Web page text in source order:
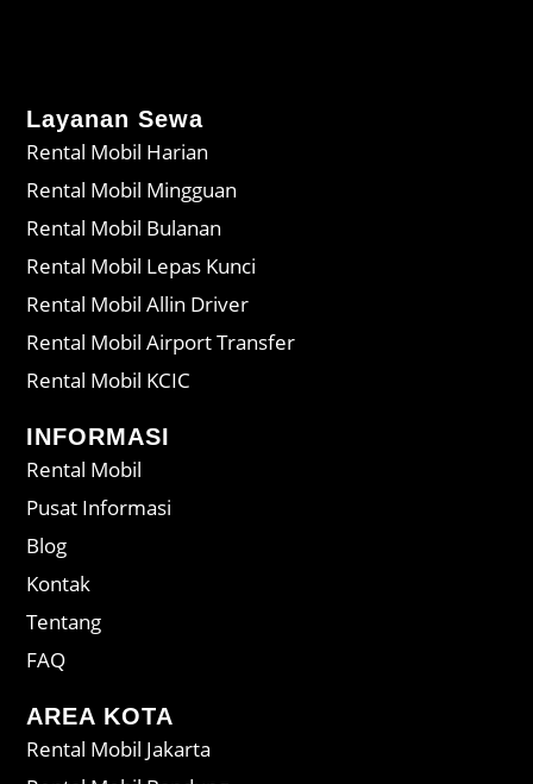
Layanan Sewa
Rental Mobil Harian
Rental Mobil Mingguan
Rental Mobil Bulanan
Rental Mobil Lepas Kunci
Rental Mobil Allin Driver
Rental Mobil Airport Transfer
Rental Mobil KCIC
INFORMASI
Rental Mobil
Pusat Informasi
Blog
Kontak
Tentang
FAQ
AREA KOTA
Rental Mobil Jakarta